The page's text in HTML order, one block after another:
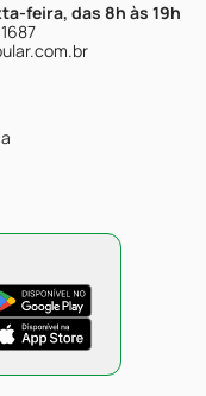
feira, das 8h às 19h